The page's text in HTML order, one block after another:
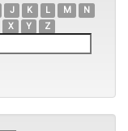
J K L M
N
X Y Z